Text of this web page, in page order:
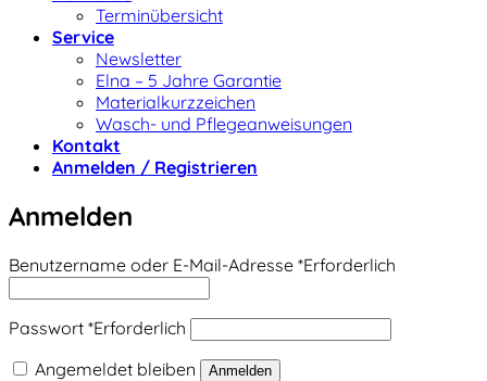
Terminübersicht
Service
Newsletter
Elna – 5 Jahre Garantie
Materialkurzzeichen
Wasch- und Pflegeanweisungen
Kontakt
Anmelden / Registrieren
Anmelden
Benutzername oder E-Mail-Adresse *Erforderlich
Passwort *Erforderlich
Angemeldet bleiben
Anmelden